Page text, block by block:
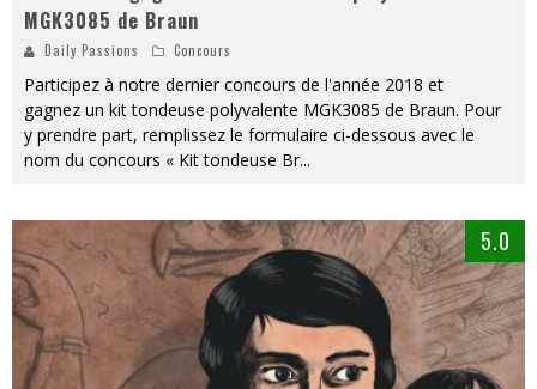
MGK3085 de Braun
Daily Passions Concours
Participez à notre dernier concours de l'année 2018 et
gagnez un kit tondeuse polyvalente MGK3085 de Braun. Pour
y prendre part, remplissez le formulaire ci-dessous avec le
nom du concours « Kit tondeuse Br...
5.0